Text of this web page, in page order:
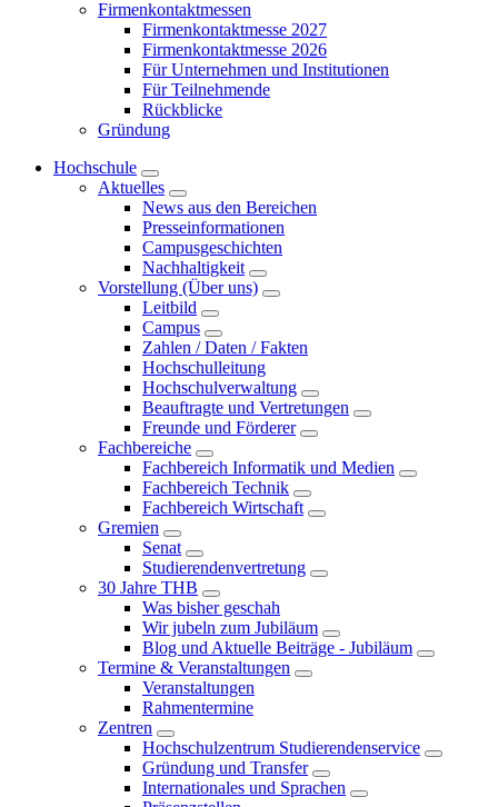
Firmenkontaktmessen
Firmenkontaktmesse 2027
Firmenkontaktmesse 2026
Für Unternehmen und Institutionen
Für Teilnehmende
Rückblicke
Gründung
Hochschule
Aktuelles
News aus den Bereichen
Presseinformationen
Campusgeschichten
Nachhaltigkeit
Vorstellung (Über uns)
Leitbild
Campus
Zahlen / Daten / Fakten
Hochschulleitung
Hochschulverwaltung
Beauftragte und Vertretungen
Freunde und Förderer
Fachbereiche
Fachbereich Informatik und Medien
Fachbereich Technik
Fachbereich Wirtschaft
Gremien
Senat
Studierendenvertretung
30 Jahre THB
Was bisher geschah
Wir jubeln zum Jubiläum
Blog und Aktuelle Beiträge - Jubiläum
Termine & Veranstaltungen
Veranstaltungen
Rahmentermine
Zentren
Hochschulzentrum Studierendenservice
Gründung und Transfer
Internationales und Sprachen